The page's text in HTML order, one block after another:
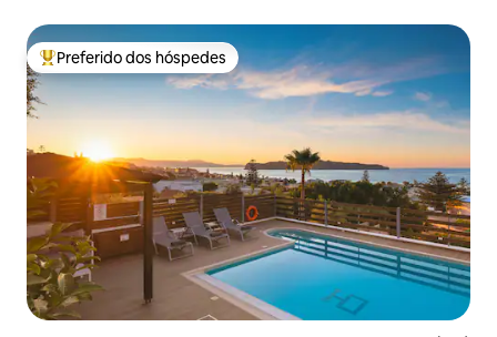
Entre os melhores preferidos dos hóspedes
Preferido dos hóspedes